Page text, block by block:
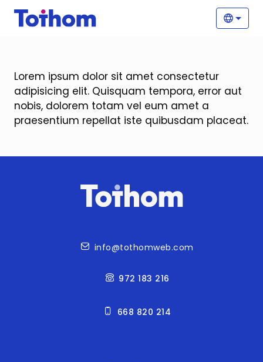
Pasar al contenido principal
Lorem ipsum dolor sit amet consectetur
adipisicing elit. Quisquam tempora, error aut
nobis, dolorem totam vel eum amet a
praesentium repellat iste quibusdam placeat.
info@tothomweb.com
972 183 216
668 820 214